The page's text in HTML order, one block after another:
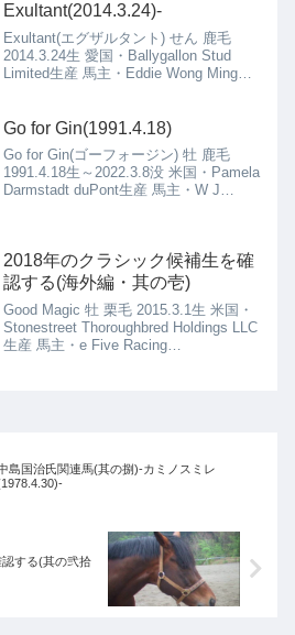
Exultant(2014.3.24)-
Exultant(エグザルタント) せん 鹿毛
2014.3.24生 愛国・Ballygallon Stud
Limited生産 馬主・Eddie Wong Ming
Go for Gin(1991.4.18)
Go for Gin(ゴーフォージン) 牡 鹿毛
1991.4.18生～2022.3.8没 米国・Pamela
Darmstadt duPont生産 馬主・W J
2018年のクラシック候補生を確
認する(海外編・其の壱)
Good Magic 牡 栗毛 2015.3.1生 米国・
Stonestreet Thoroughbred Holdings LLC
生産 馬主・e Five Racing
島国治氏関連馬(其の捌)-カミノスミレ
する(其の弐拾